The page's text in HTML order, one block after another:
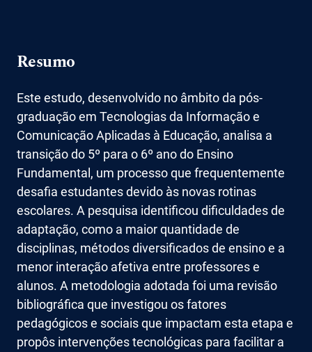
Resumo
Este estudo, desenvolvido no âmbito da pós-
graduação em Tecnologias da Informação e
Comunicação Aplicadas à Educação, analisa a
transição do 5º para o 6º ano do Ensino
Fundamental, um processo que frequentemente
desafia estudantes devido às novas rotinas
escolares. A pesquisa identificou dificuldades de
adaptação, como a maior quantidade de
disciplinas, métodos diversificados de ensino e a
menor interação afetiva entre professores e
alunos. A metodologia adotada foi uma revisão
bibliográfica que investigou os fatores
pedagógicos e sociais que impactam esta etapa e
propôs intervenções tecnológicas para facilitar a